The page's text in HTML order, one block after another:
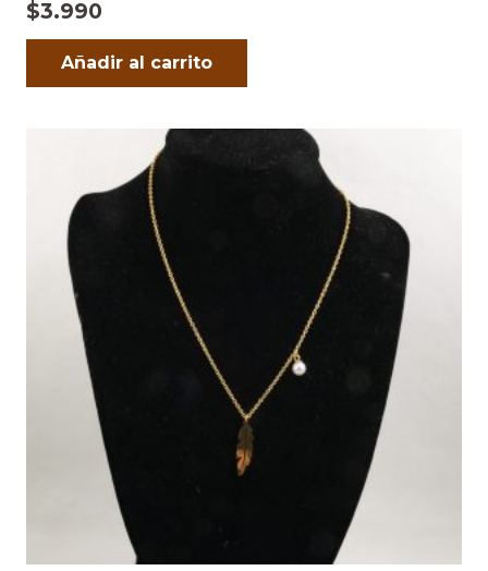
$3.990
Añadir al carrito